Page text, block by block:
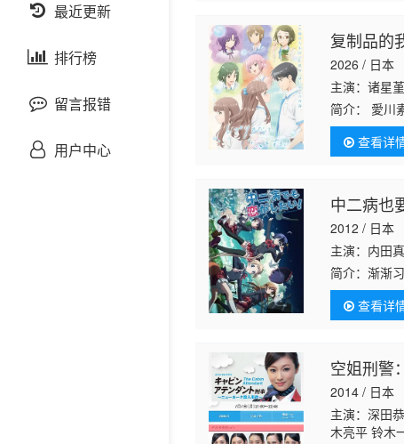
恐怖片
剧情片
战争片
悬疑片
欧美剧
泰国剧
港台综艺
欧美综艺
日韩动漫
欧美动漫
最近更新
排行榜
留言报错
用户中心
复制品的
2026 / 日本
主演：诸星
简介：
愛川
きたくない
けるた查看详
中二病也
2012 / 日本
主演：内田
简介：渐渐
来看都已经
者。首当其
查看详
空姐刑警
2014 / 日本
主演：深田
木亮平 铃木